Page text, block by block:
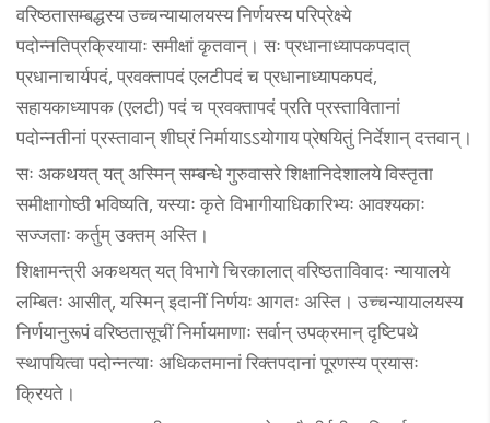
वरिष्ठतासम्बद्धस्य उच्चन्यायालयस्य निर्णयस्य परिप्रेक्ष्ये
पदोन्नतिप्रक्रियायाः समीक्षां कृतवान्। सः प्रधानाध्यापकपदात्
प्रधानाचार्यपदं, प्रवक्तापदं एलटीपदं च प्रधानाध्यापकपदं,
सहायकाध्यापक (एलटी) पदं च प्रवक्तापदं प्रति प्रस्तावितानां
पदोन्नतीनां प्रस्तावान् शीघ्रं निर्मायाऽऽयोगाय प्रेषयितुं निर्देशान् दत्तवान्।
सः अकथयत् यत् अस्मिन् सम्बन्धे गुरुवासरे शिक्षानिदेशालये विस्तृता
समीक्षागोष्ठी भविष्यति, यस्याः कृते विभागीयाधिकारिभ्यः आवश्यकाः
सज्जताः कर्तुम् उक्तम् अस्ति।
शिक्षामन्त्री अकथयत् यत् विभागे चिरकालात् वरिष्ठताविवादः न्यायालये
लम्बितः आसीत्, यस्मिन् इदानीं निर्णयः आगतः अस्ति। उच्चन्यायालयस्य
निर्णयानुरूपं वरिष्ठतासूचीं निर्मायमाणाः सर्वान् उपक्रमान् दृष्टिपथे
स्थापयित्वा पदोन्नत्याः अधिकतमानां रिक्तपदानां पूरणस्य प्रयासः
क्रियते।